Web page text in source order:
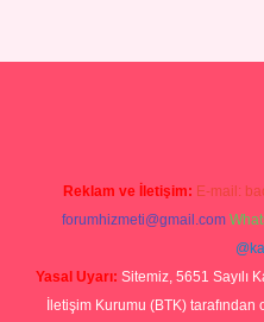
Reklam ve İletişim: E-mail:
forumhizmeti@gmail.com
Yasal Uyarı: Sitemiz, 5651 Sayılı
İletişim Kurumu (BTK) tarafından